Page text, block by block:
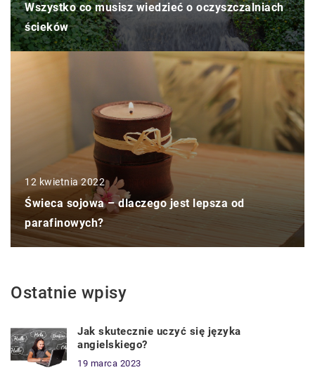
Wszystko co musisz wiedzieć o oczyszczalniach
ścieków
12 kwietnia 2022
Świeca sojowa – dlaczego jest lepsza od
parafinowych?
Ostatnie wpisy
Jak skutecznie uczyć się języka
angielskiego?
19 marca 2023